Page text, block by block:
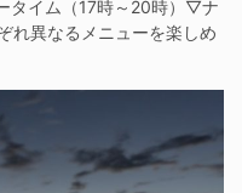
タイム（17時～20時）▽ナ
れ異なるメニューを楽しめ